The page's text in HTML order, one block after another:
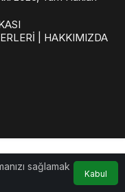
sağlamak
Kabul
| HAKKIMIZDA